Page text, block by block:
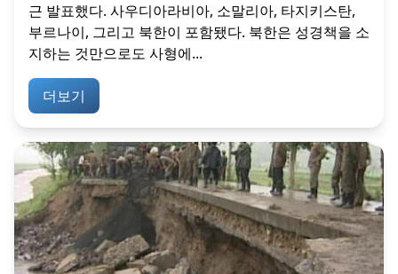
근 발표했다. 사우디아라비아, 소말리아, 타지키스탄,
부르나이, 그리고 북한이 포함됐다. 북한은 성경책을 소
지하는 것만으로도 사형에...
더보기